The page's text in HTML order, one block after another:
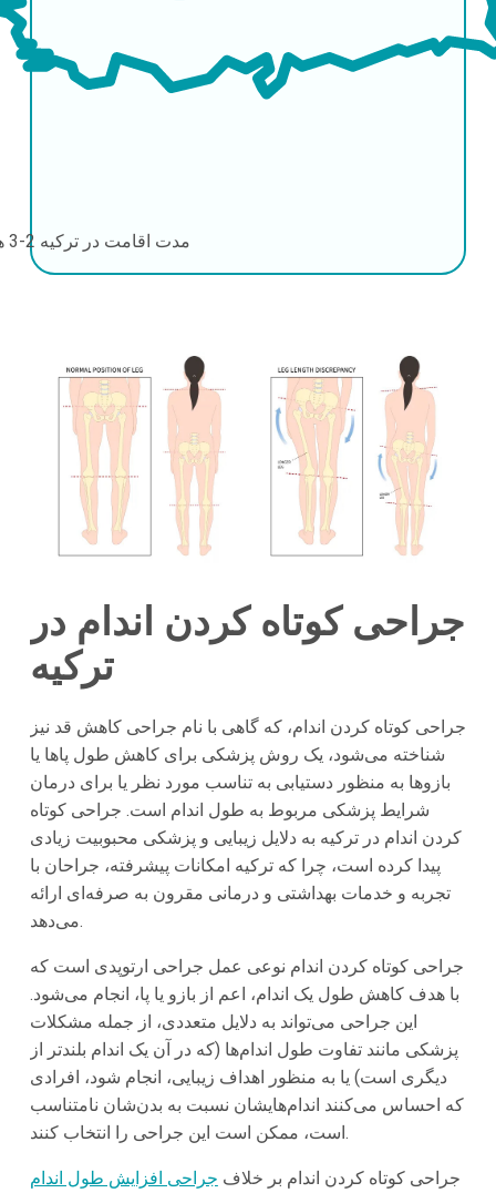
مدت اقامت در ترکیه 2-3 هفته
جراحی کوتاه کردن اندام در
ترکیه
جراحی کوتاه کردن اندام، که گاهی با نام جراحی کاهش قد نیز
شناخته می‌شود، یک روش پزشکی برای کاهش طول پاها یا
بازوها به منظور دستیابی به تناسب مورد نظر یا برای درمان
شرایط پزشکی مربوط به طول اندام است. جراحی کوتاه
کردن اندام در ترکیه به دلایل زیبایی و پزشکی محبوبیت زیادی
پیدا کرده است، چرا که ترکیه امکانات پیشرفته، جراحان با
تجربه و خدمات بهداشتی و درمانی مقرون به صرفه‌ای ارائه
می‌دهد.
جراحی کوتاه کردن اندام نوعی عمل جراحی ارتوپدی است که
با هدف کاهش طول یک اندام، اعم از بازو یا پا، انجام می‌شود.
این جراحی می‌تواند به دلایل متعددی، از جمله مشکلات
پزشکی مانند تفاوت طول اندام‌ها (که در آن یک اندام بلندتر از
دیگری است) یا به منظور اهداف زیبایی، انجام ‌شود، افرادی
که احساس می‌کنند اندام‌هایشان نسبت به بدن‌شان نامتناسب
است، ممکن است این جراحی را انتخاب کنند.
جراحی کوتاه کردن اندام بر خلاف جراحی افزایش طول اندام